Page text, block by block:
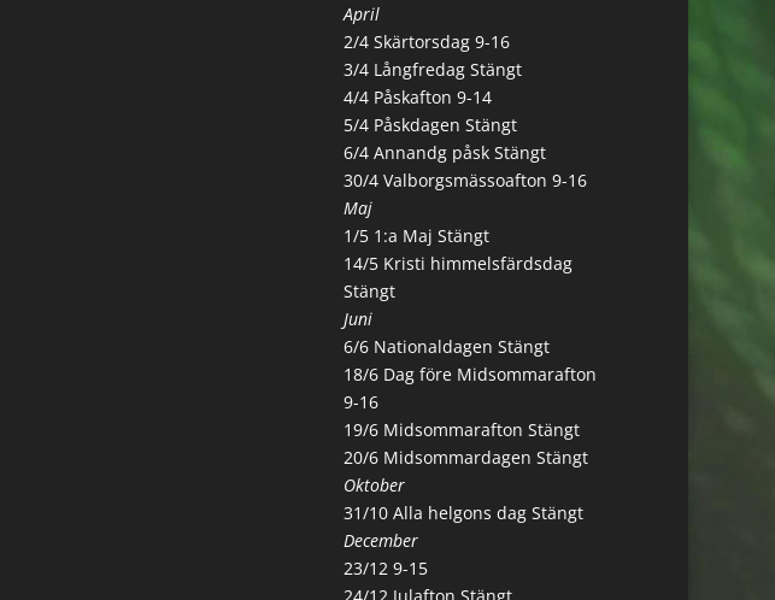
April
2/4 Skärtorsdag 9-16
3/4 Långfredag Stängt
4/4 Påskafton 9-14
5/4 Påskdagen Stängt
6/4 Annandg påsk Stängt
30/4 Valborgsmässoafton 9-16
Maj
1/5 1:a Maj Stängt
14/5 Kristi himmelsfärdsdag
Stängt
Juni
6/6 Nationaldagen Stängt
18/6 Dag före Midsommarafton
9-16
19/6 Midsommarafton Stängt
20/6 Midsommardagen Stängt
Oktober
31/10 Alla helgons dag Stängt
December
23/12 9-15